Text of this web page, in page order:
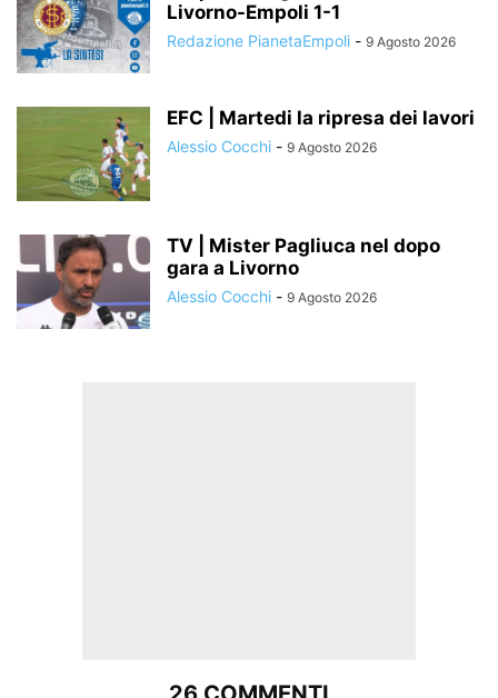
Livorno-Empoli 1-1
Redazione PianetaEmpoli - 9 Agosto 2026
EFC | Martedi la ripresa dei lavori
Alessio Cocchi - 9 Agosto 2026
TV | Mister Pagliuca nel dopo
gara a Livorno
Alessio Cocchi - 9 Agosto 2026